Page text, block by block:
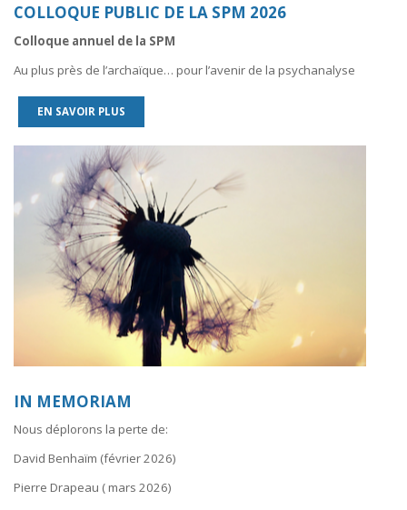
COLLOQUE PUBLIC DE LA SPM 2026
Colloque annuel de la SPM
Au plus près de l’archaïque… pour l’avenir de la psychanalyse
EN SAVOIR PLUS
IN MEMORIAM
Nous déplorons la perte de:
David Benhaïm (février 2026)
Pierre Drapeau ( mars 2026)